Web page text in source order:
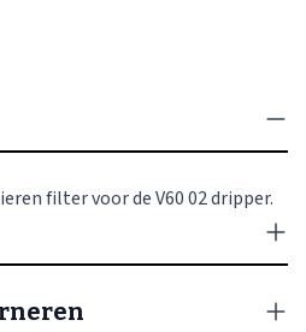
filter voor de V60 02 dripper.